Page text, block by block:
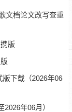
文档论文改写查重
版
版下载（2026年06
年06月）